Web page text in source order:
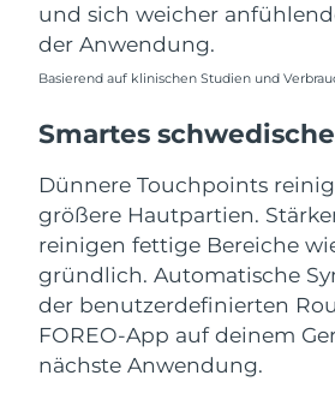
und sich weicher
der Anwendung.
Basierend auf klinischen Studien und
Smartes
Dünnere Touchpoints
größere Hautpartien.
reinigen fettige Bereiche
gründlich. Automatische
der benutzerdefinierten
FOREO-App auf deinem
nächste Anwendung.
Südafrika
Spanien
Schweden
Schweiz